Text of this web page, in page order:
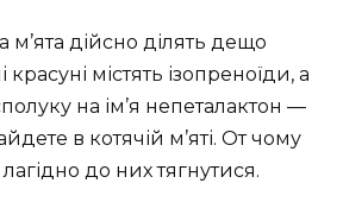
м’ята дійсно ділять дещо
красуні містять ізопреноїди, а
на ім’я непеталактон —
в котячій м’яті. От чому
до них тягнутися.